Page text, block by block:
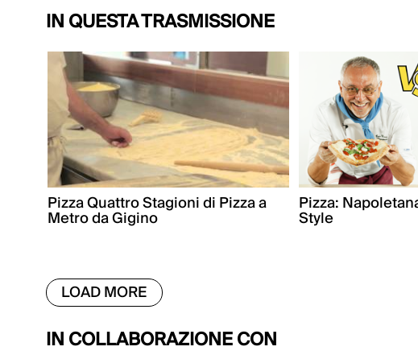
IN QUESTA TRASMISSIONE
Pizza Quattro Stagioni di Pizza a
Metro da Gigino
Pizza:
Style
LOAD MORE
IN COLLABORAZIONE CON